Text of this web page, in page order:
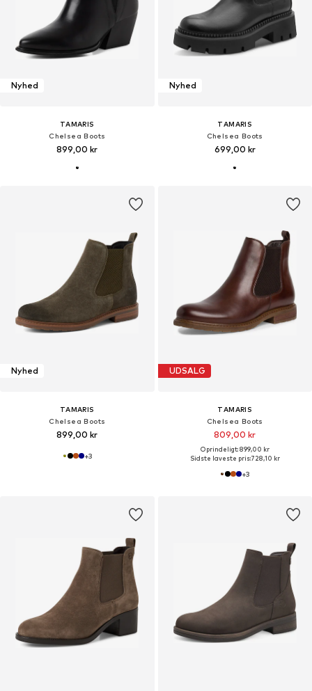
Nyhed
TAMARIS
Chelsea Boots
899,00 kr
Nyhed
TAMARIS
Chelsea Boots
699,00 kr
Nyhed
TAMARIS
Chelsea Boots
899,00 kr
+3
UDSALG
TAMARIS
Chelsea Boots
809,00 kr
Oprindeligt: 899,00 kr
Sidste laveste pris:728,10 kr
+3